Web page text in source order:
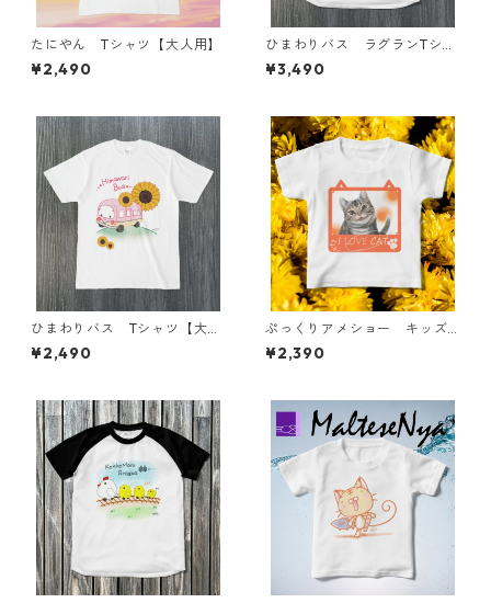
たにやん Tシャツ【大人用】
¥2,490
ひまわりバス ラグランTシャ
ツ【大人用】
¥3,490
ひまわりバス Tシャツ【大人
用】
¥2,490
ぷっくりアメショー キッズT
シャツ
¥2,390